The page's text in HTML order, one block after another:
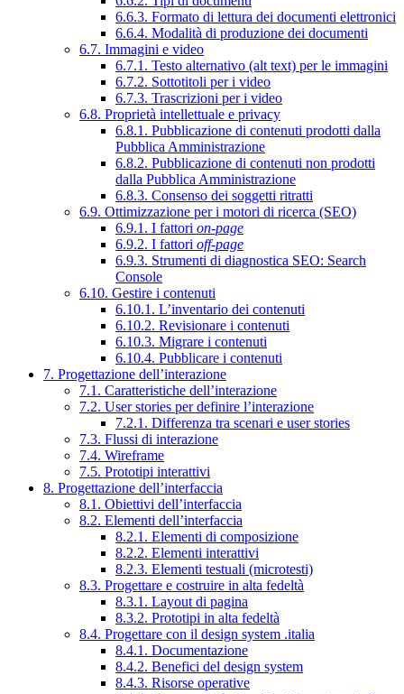
6.6.3. Formato di lettura dei documenti elettronici
6.6.4. Modalità di produzione dei documenti
6.7. Immagini e video
6.7.1. Testo alternativo (alt text) per le immagini
6.7.2. Sottotitoli per i video
6.7.3. Trascrizioni per i video
6.8. Proprietà intellettuale e privacy
6.8.1. Pubblicazione di contenuti prodotti dalla
Pubblica Amministrazione
6.8.2. Pubblicazione di contenuti non prodotti
dalla Pubblica Amministrazione
6.8.3. Consenso dei soggetti ritratti
6.9. Ottimizzazione per i motori di ricerca (SEO)
6.9.1. I fattori on-page
6.9.2. I fattori off-page
6.9.3. Strumenti di diagnostica SEO: Search
Console
6.10. Gestire i contenuti
6.10.1. L’inventario dei contenuti
6.10.2. Revisionare i contenuti
6.10.3. Migrare i contenuti
6.10.4. Pubblicare i contenuti
7. Progettazione dell’interazione
7.1. Caratteristiche dell’interazione
7.2. User stories per definire l’interazione
7.2.1. Differenza tra scenari e user stories
7.3. Flussi di interazione
7.4. Wireframe
7.5. Prototipi interattivi
8. Progettazione dell’interfaccia
8.1. Obiettivi dell’interfaccia
8.2. Elementi dell’interfaccia
8.2.1. Elementi di composizione
8.2.2. Elementi interattivi
8.2.3. Elementi testuali (microtesti)
8.3. Progettare e costruire in alta fedeltà
8.3.1. Layout di pagina
8.3.2. Prototipi in alta fedeltà
8.4. Progettare con il design system .italia
8.4.1. Documentazione
8.4.2. Benefici del design system
8.4.3. Risorse operative